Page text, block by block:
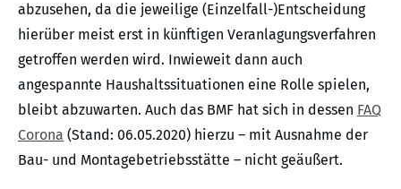
abzusehen, da die jeweilige (Einzelfall-)Entscheidung
hierüber meist erst in künftigen Veranlagungsverfahren
getroffen werden wird. Inwieweit dann auch
angespannte Haushaltssituationen eine Rolle spielen,
bleibt abzuwarten. Auch das BMF hat sich in dessen FAQ
Corona (Stand: 06.05.2020) hierzu – mit Ausnahme der
Bau- und Montagebetriebsstätte – nicht geäußert.